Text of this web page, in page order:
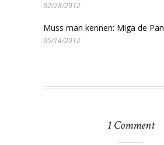
02/28/2012
Muss man kennen: Miga de Pan
05/14/2012
1 Comment